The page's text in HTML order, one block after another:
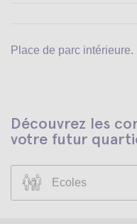
Place de parc intérieure.
Découvrez les
votre futur
Ecoles